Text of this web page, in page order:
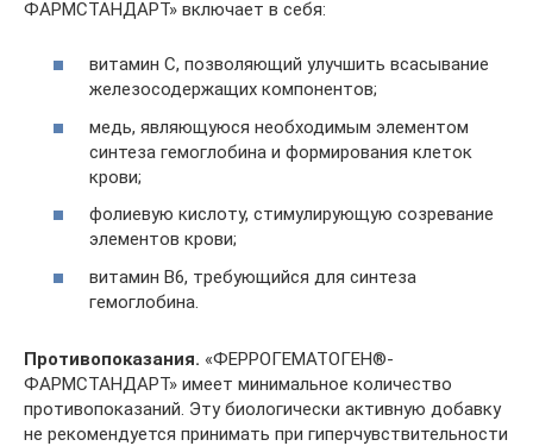
ФАРМСТАНДАРТ» включает в себя:
витамин С, позволяющий улучшить всасывание
железосодержащих компонентов;
медь, являющуюся необходимым элементом
синтеза гемоглобина и формирования клеток
крови;
фолиевую кислоту, стимулирующую созревание
элементов крови;
витамин В6, требующийся для синтеза
гемоглобина.
Противопоказания. «ФЕРРОГЕМАТОГЕН®-
ФАРМСТАНДАРТ» имеет минимальное количество
противопоказаний. Эту биологически активную добавку
не рекомендуется принимать при гиперчувствительности